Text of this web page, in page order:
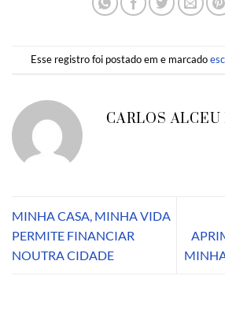
Esse registro foi postado em e marcado
CARLOS
MINHA CASA, MINHA VIDA
PERMITE FINANCIAR
NOUTRA CIDADE